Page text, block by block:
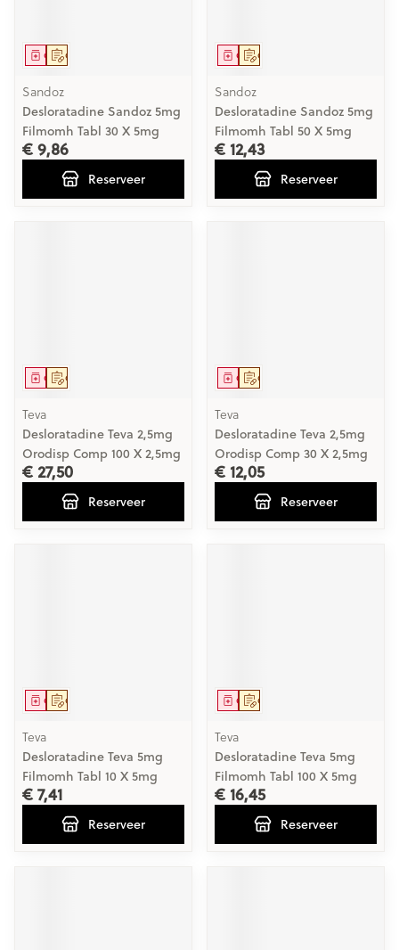
Op voorschrift
Geneesmiddel
Sandoz
Desloratadine Sandoz 5mg
Filmomh Tabl 30 X 5mg
€ 9,86
Reserveer
Op voorschrift
Geneesmiddel
Sandoz
Desloratadine Sandoz 5mg
Filmomh Tabl 50 X 5mg
€ 12,43
Reserveer
Op voorschrift
Geneesmiddel
Teva
Desloratadine Teva 2,5mg
Orodisp Comp 100 X 2,5mg
€ 27,50
Reserveer
Op voorschrift
Geneesmiddel
Teva
Desloratadine Teva 2,5mg
Orodisp Comp 30 X 2,5mg
€ 12,05
Reserveer
Op voorschrift
Geneesmiddel
Teva
Desloratadine Teva 5mg
Filmomh Tabl 10 X 5mg
€ 7,41
Reserveer
Op voorschrift
Geneesmiddel
Teva
Desloratadine Teva 5mg
Filmomh Tabl 100 X 5mg
€ 16,45
Reserveer